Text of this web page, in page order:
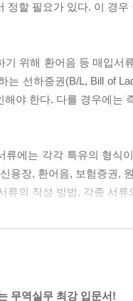
정할 필요가 있다. 이 경
기 위해 환어음 등 매입서
는 선하증권(B/L, Bill of
해야 한다. 다를 경우에는
류에는 각각 특유의 형식
용장, 환어음, 보험증권,
류의 작성 방법, 각종 서
이 다른 해외 상대방의
무역실무 최강 입문서!